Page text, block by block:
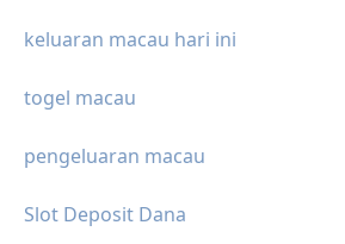
keluaran macau hari ini
togel macau
pengeluaran macau
Slot Deposit Dana